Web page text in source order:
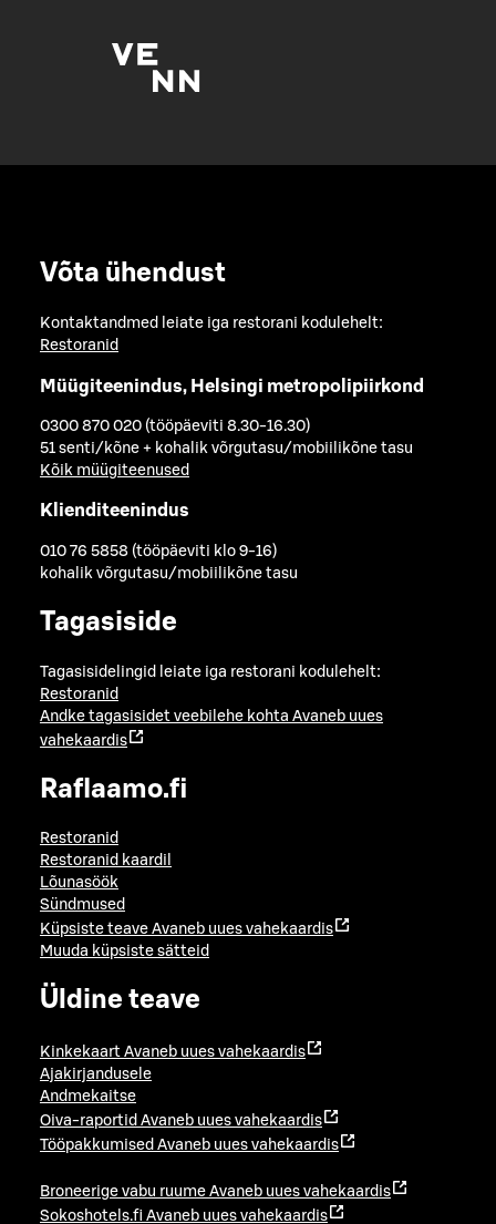
Võta ühendust
Kontaktandmed leiate iga restorani kodulehelt:
Restoranid
Müügiteenindus, Helsingi metropolipiirkond
0300 870 020 (tööpäeviti 8.30-16.30)
51 senti/kõne + kohalik võrgutasu/mobiilikõne tasu
Kõik müügiteenused
Klienditeenindus
010 76 5858 (tööpäeviti klo 9-16)
kohalik võrgutasu/mobiilikõne tasu
Tagasiside
Tagasisidelingid leiate iga restorani kodulehelt:
Restoranid
Andke tagasisidet veebilehe kohta Avaneb uues
vahekaardis
Raflaamo.fi
Restoranid
Restoranid kaardil
Lõunasöök
Sündmused
Küpsiste teave Avaneb uues vahekaardis
Muuda küpsiste sätteid
Üldine teave
Kinkekaart Avaneb uues vahekaardis
Ajakirjandusele
Andmekaitse
Oiva-raportid Avaneb uues vahekaardis
Tööpakkumised Avaneb uues vahekaardis
Broneerige vabu ruume Avaneb uues vahekaardis
Sokoshotels.fi Avaneb uues vahekaardis